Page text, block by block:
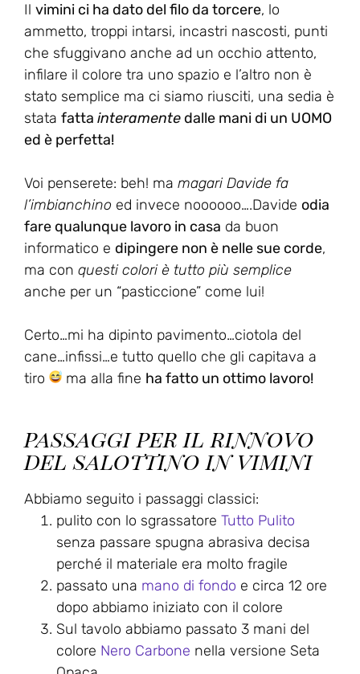
Il vimini ci ha dato del filo da torcere, lo
ammetto, troppi intarsi, incastri nascosti, punti
che sfuggivano anche ad un occhio attento,
infilare il colore tra uno spazio e l’altro non è
stato semplice ma ci siamo riusciti, una sedia è
stata fatta interamentedalle mani di un UOMO
ed è perfetta!
Voi penserete: beh! ma magari Davide fa
l’imbianchino ed invece noooooo….Davide odia
fare qualunque lavoro in casa da buon
informatico e dipingere non è nelle sue corde,
ma con questi colori è tutto più semplice
anche per un “pasticcione” come lui!
Certo…mi ha dipinto pavimento…ciotola del
cane…infissi…e tutto quello che gli capitava a
tiro
ma alla fine ha fatto un ottimo lavoro!
passaggi per il rinnovo
del salottino in vimini
Abbiamo seguito i passaggi classici:
pulito con lo sgrassatore Tutto Pulito
senza passare spugna abrasiva decisa
perché il materiale era molto fragile
passato una mano di fondo e circa 12 ore
dopo abbiamo iniziato con il colore
Sul tavolo abbiamo passato 3 mani del
colore Nero Carbone nella versione Seta